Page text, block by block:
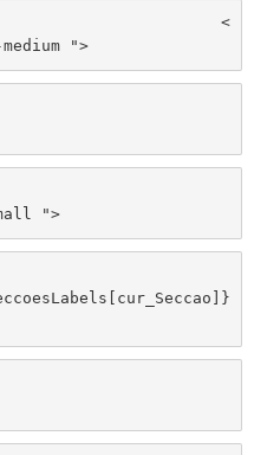
">
">